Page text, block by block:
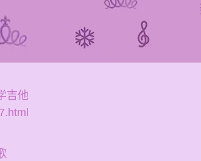
吉他